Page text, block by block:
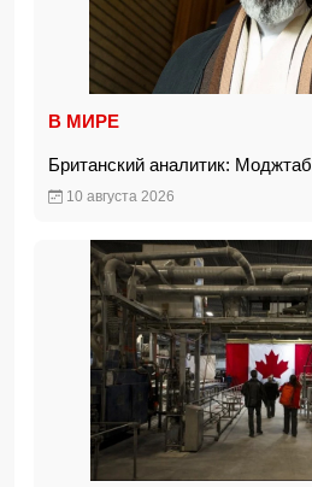
В МИРЕ
Британский аналитик:
10 августа 2026